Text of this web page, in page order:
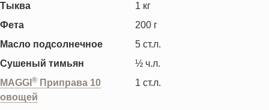
Тыква 1 кг
Фета
200 г
Масло подсолнечное
5 ст.л.
Сушеный тимьян
½ ч.л.
MAGGI ® Приправа 10
овощей
1 ст.л.